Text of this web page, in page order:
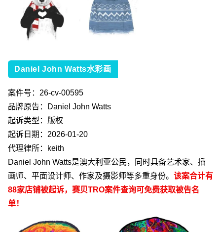
Daniel John Watts水彩画
案件号： 26-cv-00595
品牌原告：
Daniel John Watts
起诉类型：版权
起诉日期： 2026-01-20
代理律所：
keith
Daniel John Watts是澳大利亚公民，同时具备艺术家、插
画师、平面设计师、作家及摄影师等多重身份。 该案合计有
88家店铺被起诉，赛贝TRO案件查询可免费获取被告名
单！